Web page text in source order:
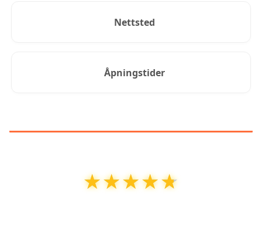
Nettsted
Åpningstider
★★★★★
★★★★★